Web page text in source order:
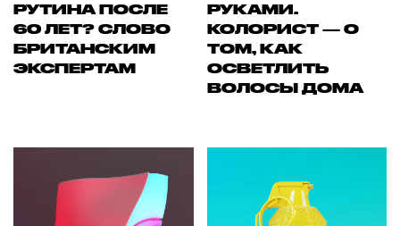
РУТИНА ПОСЛЕ
60 ЛЕТ? СЛОВО
БРИТАНСКИМ
ЭКСПЕРТАМ
РУКАМИ.
КОЛОРИСТ — О
ТОМ, КАК
ОСВЕТЛИТЬ
ВОЛОСЫ ДОМА